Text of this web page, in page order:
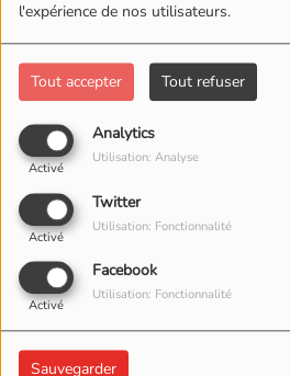
l'expérience de nos utilisateurs.
Tout accepter Tout refuser
Analytics
Activé
Utilisation: Analyse
Twitter
Activé
Utilisation: Fonctionnalité
Facebook
Activé
Utilisation: Fonctionnalité
Sauvegarder
05 JUIN 2026